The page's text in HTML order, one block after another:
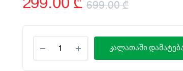
699.00₾
Original
price
Current
price
ზედაპირი
Silverline
კალათაში